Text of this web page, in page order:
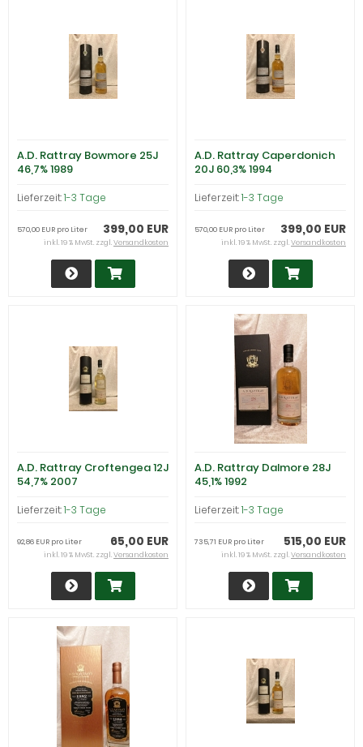
A.D. Rattray Bowmore 25J
46,7% 1989
Lieferzeit:1-3 Tage
399,00 EUR
570,00 EUR pro Liter
inkl. 19 % MwSt. zzgl.Versandkosten
A.D. Rattray Caperdonich
20J 60,3% 1994
Lieferzeit:1-3 Tage
399,00 EUR
570,00 EUR pro Liter
inkl. 19 % MwSt. zzgl.Versandkosten
A.D. Rattray Croftengea 12J
54,7% 2007
Lieferzeit:1-3 Tage
65,00 EUR
92,86 EUR pro Liter
inkl. 19 % MwSt. zzgl.Versandkosten
A.D. Rattray Dalmore 28J
45,1% 1992
Lieferzeit:1-3 Tage
515,00 EUR
735,71 EUR pro Liter
inkl. 19 % MwSt. zzgl.Versandkosten